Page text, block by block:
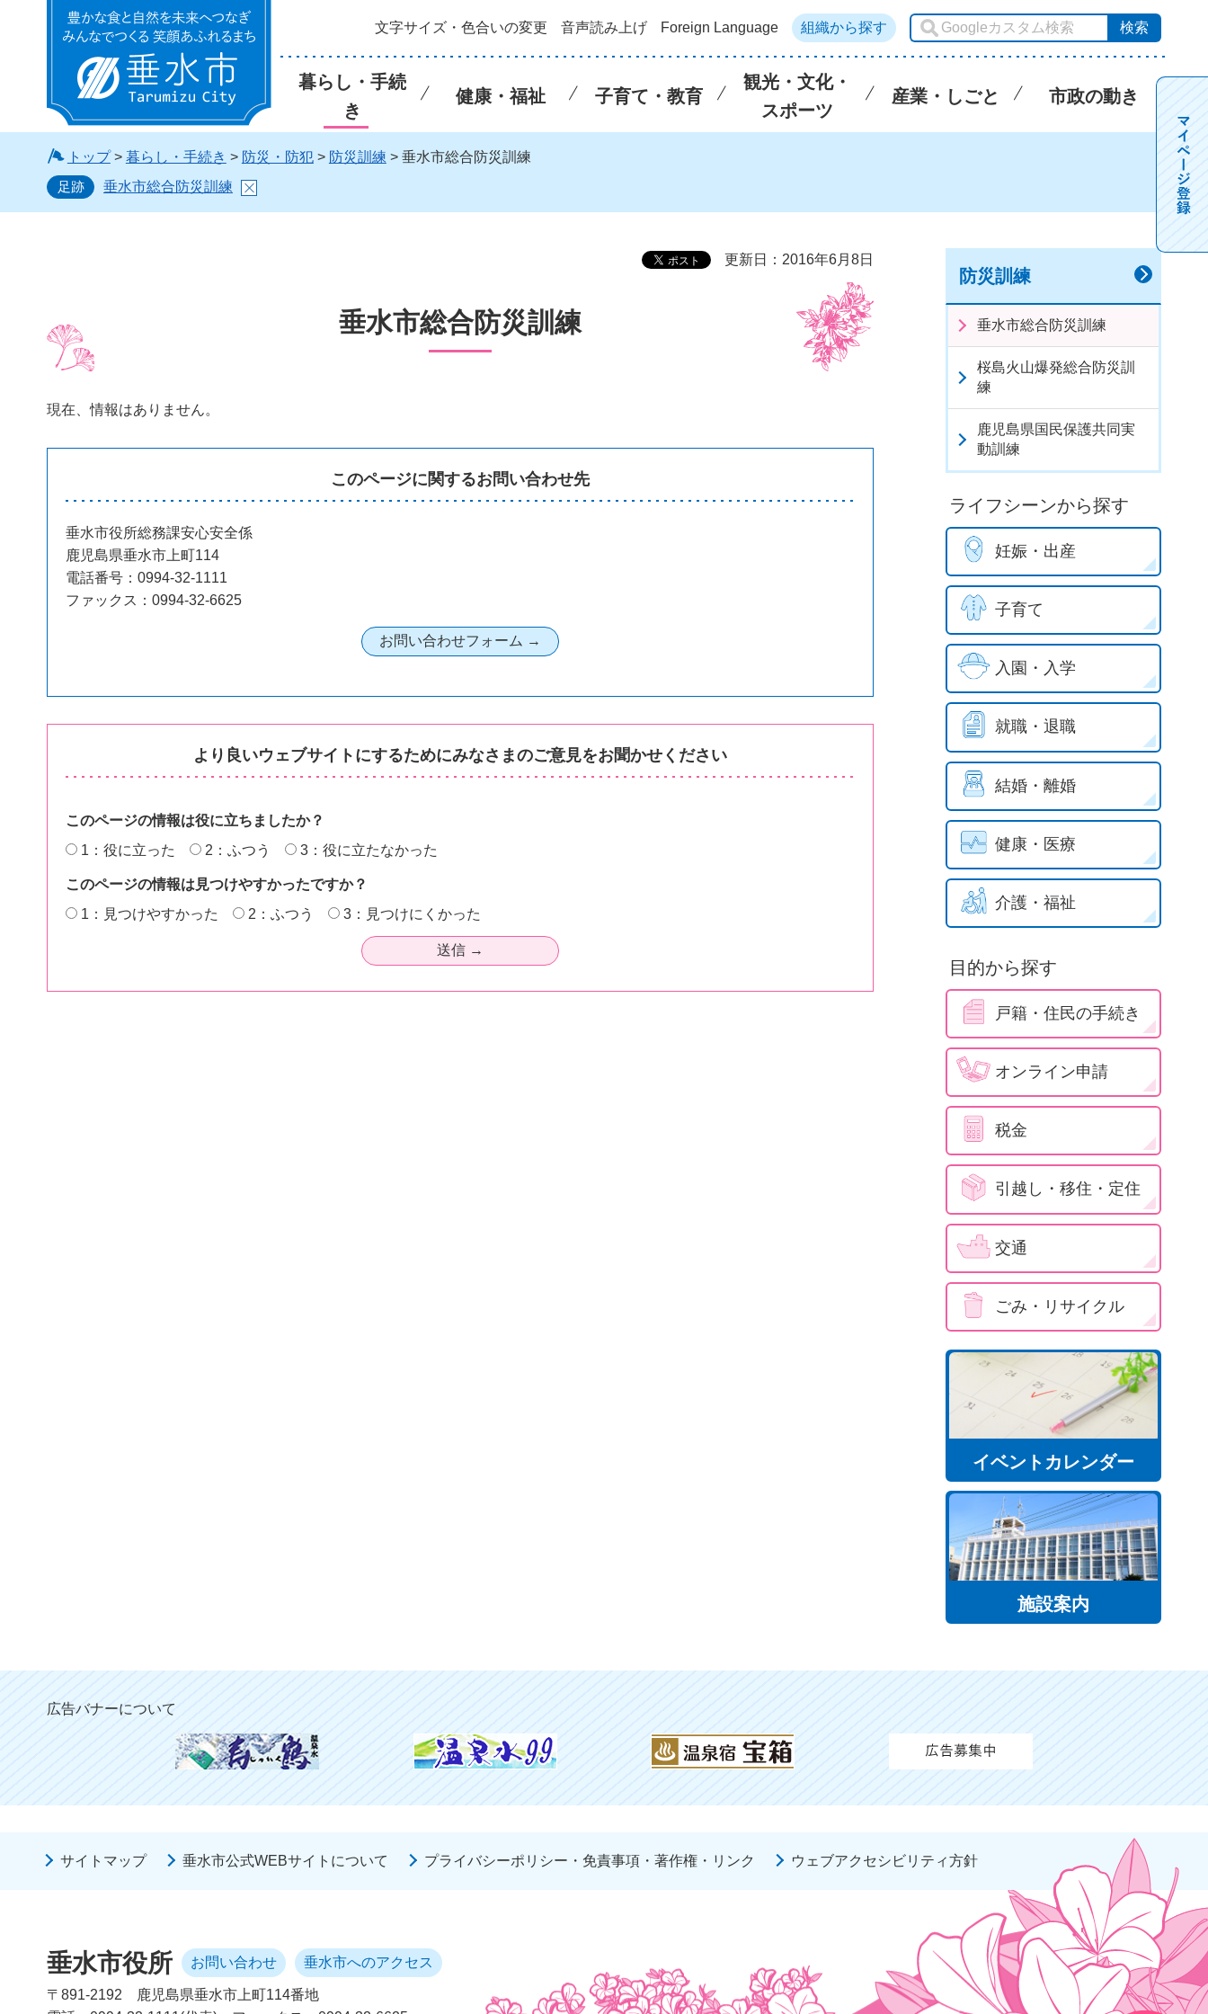
垂水市 文字サイズ・色合いの変更 音声読み上げ Foreign Language 組織から探す
暮らし・手続
き
健康・福祉 子育て・教育
観光・文化・
スポーツ
産業・しごと 市政の動き
トップ> 暮らし・手続き > 防災・防犯> 防災訓練 > 垂水市総合防災訓練
足跡
垂水市総合防災訓練
更新日：2016年6月8日
垂水市総合防災訓練
現在、情報はありません。
このページに関するお問い合わせ先
垂水市役所総務課安心安全係
鹿児島県垂水市上町114
電話番号：0994-32-1111
ファックス：0994-32-6625
より良いウェブサイトにするためにみなさまのご意見をお聞かせください
このページの情報は役に立ちましたか？
1：役に立った
2：ふつう 3：役に立たなかった
このページの情報は見つけやすかったですか？
1：見つけやすかった
2：ふつう 3：見つけにくかった
防災訓練
垂水市総合防災訓練
桜島火山爆発総合防災訓
練
鹿児島県国民保護共同実
動訓練
ライフシーンから探す
妊娠・出産
子育て
入園・入学
就職・退職
結婚・離婚
健康・医療
介護・福祉
目的から探す
戸籍・住民の手続き
オンライン申請
税金
引越し・移住・定住
交通
ごみ・リサイクル
イベントカレンダー
施設案内
広告バナーについて
サイトマップ 垂水市公式WEBサイトについて プライバシーポリシー・免責事項・著作権・リンク ウェブアクセシビリティ方針
垂水市役所 お問い合わせ 垂水市へのアクセス
〒891-2192
鹿児島県垂水市上町114番地